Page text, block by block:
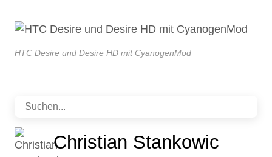
HTC Desire und Desire HD mit CyanogenMod
Christian Stankowic